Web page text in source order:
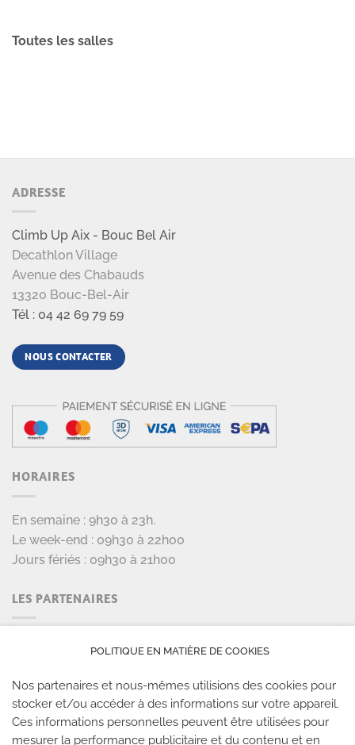
Toutes les salles
ADRESSE
Climb Up Aix - Bouc Bel Air
Decathlon Village
Avenue des Chabauds
13320 Bouc-Bel-Air
Tél : 04 42 69 79 59
NOUS CONTACTER
HORAIRES
En semaine : 9h30 à 23h.
Le week-end : 09h30 à 22h00
Jours fériés : 09h30 à 21h00
LES PARTENAIRES
POLITIQUE EN MATIÈRE DE COOKIES
Nos partenaires et nous-mêmes utilisions des cookies pour
stocker et/ou accéder à des informations sur votre appareil.
Ces informations personnelles peuvent être utilisées pour
mesurer la performance publicitaire et du contenu et en